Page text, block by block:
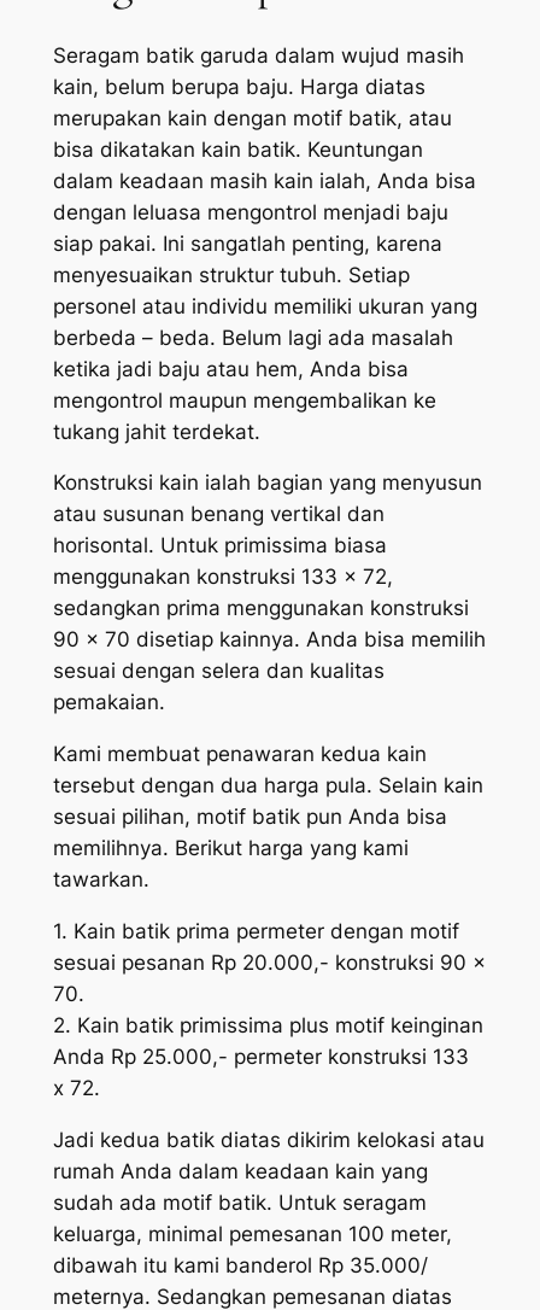
Seragam batik garuda dalam wujud masih
kain, belum berupa baju. Harga diatas
merupakan kain dengan motif batik, atau
bisa dikatakan kain batik. Keuntungan
dalam keadaan masih kain ialah, Anda bisa
dengan leluasa mengontrol menjadi baju
siap pakai. Ini sangatlah penting, karena
menyesuaikan struktur tubuh. Setiap
personel atau individu memiliki ukuran yang
berbeda – beda. Belum lagi ada masalah
ketika jadi baju atau hem, Anda bisa
mengontrol maupun mengembalikan ke
tukang jahit terdekat.
Konstruksi kain ialah bagian yang menyusun
atau susunan benang vertikal dan
horisontal. Untuk primissima biasa
menggunakan konstruksi 133 x 72,
sedangkan prima menggunakan konstruksi
90 x 70 disetiap kainnya. Anda bisa memilih
sesuai dengan selera dan kualitas
pemakaian.
Kami membuat penawaran kedua kain
tersebut dengan dua harga pula. Selain kain
sesuai pilihan, motif batik pun Anda bisa
memilihnya. Berikut harga yang kami
tawarkan.
1. Kain batik prima permeter dengan motif
sesuai pesanan Rp 20.000,- konstruksi 90 x
70.
2. Kain batik primissima plus motif keinginan
Anda Rp 25.000,- permeter konstruksi 133
x 72.
Jadi kedua batik diatas dikirim kelokasi atau
rumah Anda dalam keadaan kain yang
sudah ada motif batik. Untuk seragam
keluarga, minimal pemesanan 100 meter,
dibawah itu kami banderol Rp 35.000/
meternya. Sedangkan pemesanan diatas